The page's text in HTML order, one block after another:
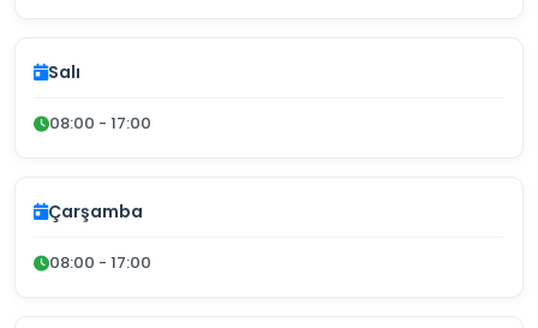
Salı
08:00 - 17:00
Çarşamba
08:00 - 17:00